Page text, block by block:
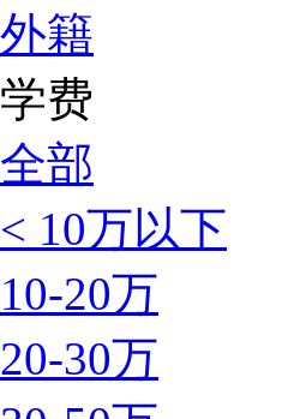
外籍
学费
全部
< 10万以下
10-20万
20-30万